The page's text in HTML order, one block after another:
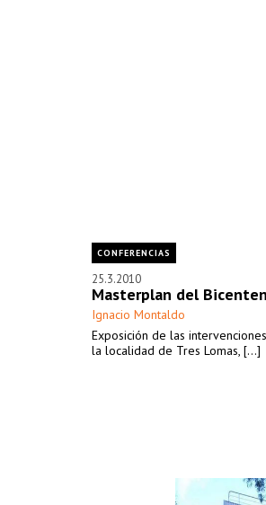
CONFERENCIAS
25.3.2010
Masterplan del
Ignacio Montaldo
Exposición de las
la localidad de Tres Lomas, [...]